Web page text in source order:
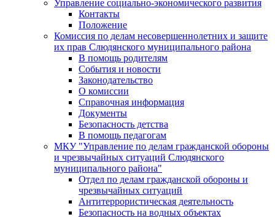
Управление социально-экономического развития
Контакты
Положение
Комиссия по делам несовершеннолетних и защите
их прав Слюдянского муниципального района
В помощь родителям
События и новости
Законодательство
О комиссии
Справочная информация
Документы
Безопасность детства
В помощь педагогам
МКУ "Управление по делам гражданской обороны
и чрезвычайных ситуаций Слюдянского
муниципального района"
Отдел по делам гражданской обороны и
чрезвычайных ситуаций
Антитеррористическая деятельность
Безопасность на водных объектах